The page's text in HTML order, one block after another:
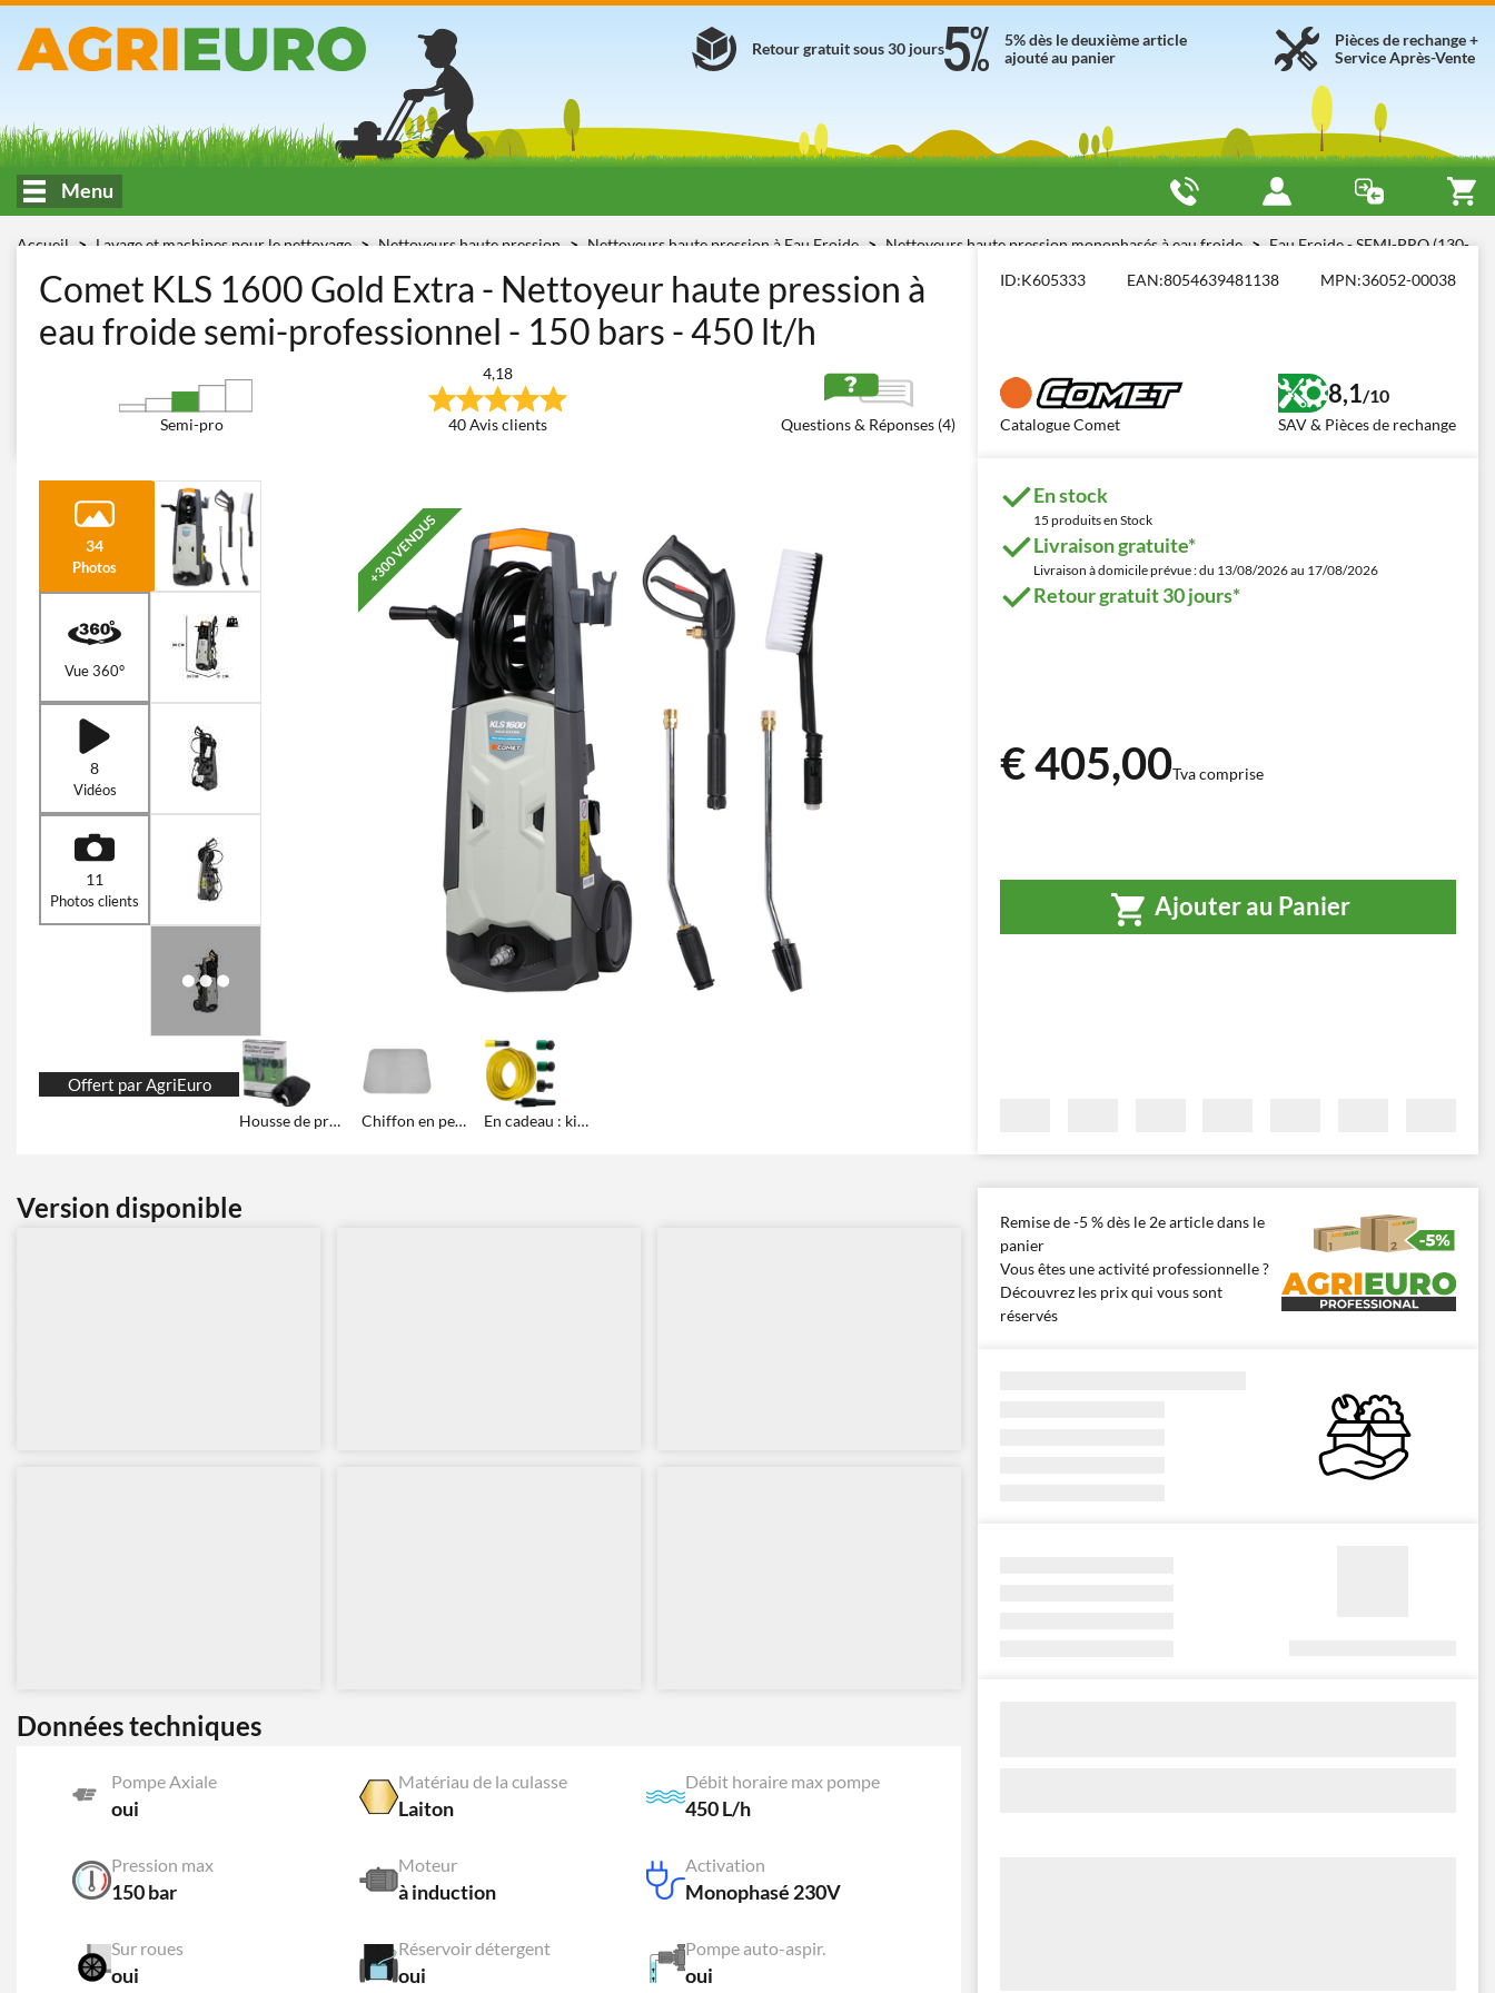
Pièces de rechange +
Service Après-Vente
5% dès le deuxième article
ajouté au panier
Retour gratuit sous 30 jours
Menu
Accueil Lavage et machines pour le nettoyage Nettoyeurs haute pression Nettoyeurs haute pression à Eau Froide Nettoyeurs haute pression monophasés à eau froide
Eau Froide - SEMI-PRO (130-
Comet KLS 1600 Gold Extra - Nettoyeur haute pression à
eau froide semi-professionnel - 150 bars - 450 lt/h
Semi-pro
4,18
40 Avis clients Questions & Réponses (4)
ID:K605333 EAN:8054639481138 MPN:36052-00038
Catalogue Comet
8,1/10
SAV & Pièces de rechange
34
Photos
Vue 360°
8
Vidéos
11
Photos clients
+300 VENDUS
Offert par AgriEuro
Housse de protection et remisage Chiffon en peau de chamois En cadeau : kit de raccordement hydraulique
En stock
15 produits en Stock
Livraison gratuite*
Livraison à domicile prévue : du 13/08/2026 au 17/08/2026
Retour gratuit 30 jours*
€ 405,00Tva comprise
Ajouter au Panier
Version disponible
Données techniques
Pompe Axiale
oui
Matériau de la culasse
Laiton
Débit horaire max pompe
450 L/h
Pression max
150 bar
Moteur
à induction
Activation
Monophasé 230V
Sur roues
oui
Réservoir détergent
oui
Pompe auto-aspir.
oui
Remise de -5 % dès le 2e article dans le
panier
Vous êtes une activité professionnelle ?
Découvrez les prix qui vous sont
réservés